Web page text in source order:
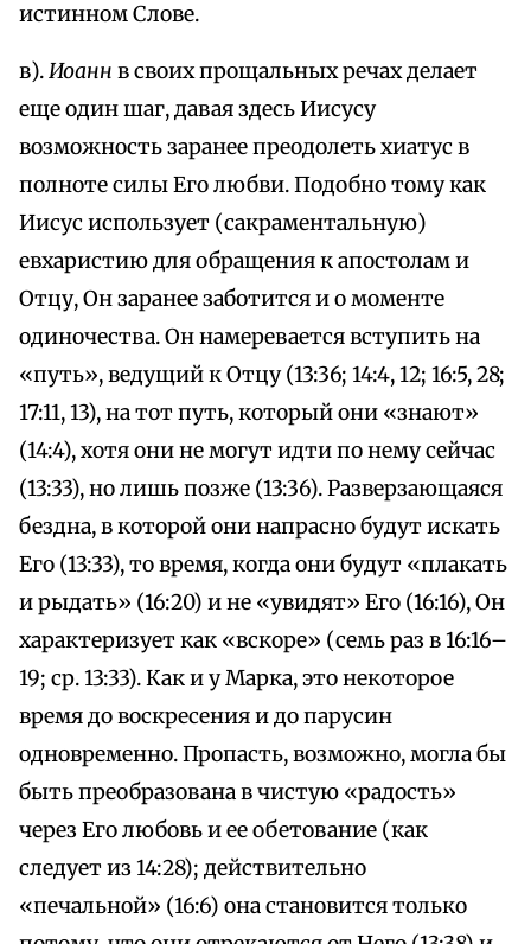
истинном Слове.
в).Иоанн в своих прощальных речах делает
еще один шаг, давая здесь Иисусу
возможность заранее преодолеть хиатус в
полноте силы Его любви. Подобно тому как
Иисус использует (сакраментальную)
евхаристию для обращения к апостолам и
Отцу, Он заранее заботится и о моменте
одиночества. Он намеревается вступить на
«путь», ведущий к Отцу (13:36; 14:4, 12; 16:5, 28;
17:11, 13), на тот путь, который они «знают»
(14:4), хотя они не могут идти по нему сейчас
(13:33), но лишь позже (13:36). Разверзающаяся
бездна, в которой они напрасно будут искать
Его (13:33), то время, когда они будут «плакать
и рыдать» (16:20) и не «увидят» Его (16:16), Он
характеризует как «вскоре» (семь раз в 16:16–
19; ср. 13:33). Как и у Марка, это некоторое
время до воскресения и до парусин
одновременно. Пропасть, возможно, могла бы
быть преобразована в чистую «радость»
через Его любовь и ее обетование (как
следует из 14:28); действительно
«печальной» (16:6) она становится только